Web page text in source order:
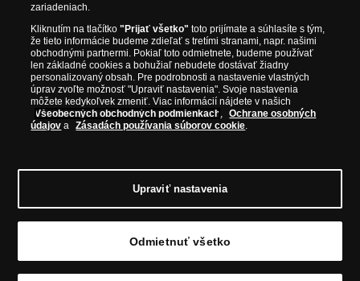
© Copyright 2026 - Národná Pokladnica, s. r. o.; Námestie Mateja
Korvína 1, Bratislava 811 07, Tel.: 0850 606 009E-mail:
info@narodnapokladnica.sk, www.narodnapokladnica.sk; IČO: 45 480
206, DIČ: SK2023004302
Upraviť nastavenie súborov cookie môžetekliknutím na
zariadeniach.
Kliknutím na tlačítko"Prijať všetko" toto prijímate a súhlasíte s tým,
že tieto informácie budeme zdieľať s tretími stranami, napr. našimi
obchodnými partnermi. Pokiaľ toto odmietnete, budeme používať
len základné cookies a bohužiaľ nebudete dostávať žiadny
personalizovaný obsah. Pre podrobnosti a nastavenie vlastných
úprav zvoľte možnosť "Upraviť nastavenia". Svoje nastavenia
môžete kedykoľvek zmeniť. Viac informácií nájdete v našich
Všeobecných obchodných podmienkach ,
Ochrane osobných
údajov a Zásadách používania súborov cookie.
Upraviť nastavenia
Odmietnuť všetko